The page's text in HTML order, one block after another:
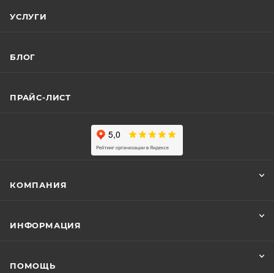
УСЛУГИ
БЛОГ
ПРАЙС-ЛИСТ
КОМПАНИЯ
ИНФОРМАЦИЯ
ПОМОЩЬ